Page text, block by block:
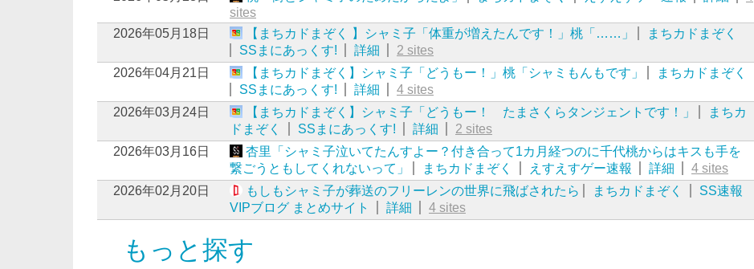
sites
2026年05月18日
【まちカドまぞく 】シャミ子「体重が増えたんです！」桃「……」
まちカドまぞく
SSまにあっくす!
詳細
2 sites
2026年04月21日
【まちカドまぞく】シャミ子「どうもー！」桃「シャミもんもです」
まちカドまぞく
SSまにあっくす!
詳細
4 sites
2026年03月24日
【まちカドまぞく】シャミ子「どうもー！ たまさくらタンジェントです！」
まちカ
ドまぞく
SSまにあっくす! 詳細
2 sites
2026年03月16日
杏里「シャミ子泣いてたんすよー？付き合って1カ月経つのに千代桃からはキスも手を
繋ごうともしてくれないって」
まちカドまぞく えすえすゲー速報 詳細
4 sites
2026年02月20日
もしもシャミ子が葬送のフリーレンの世界に飛ばされたら まちカドまぞく
SS速報
VIPブログ まとめサイト
詳細 4 sites
もっと探す